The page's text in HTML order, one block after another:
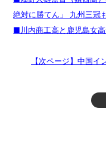
絶対に勝てん」 九州三冠
■川内商工高と鹿児島女
【次ページ】中国